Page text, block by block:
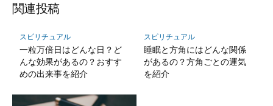
関連投稿
スピリチュアル
一粒万倍日はどんな日？ど
んな効果があるの？おすす
めの出来事を紹介
スピリチュアル
睡眠と方角にはどんな関係
があるの？方角ごとの運気
を紹介